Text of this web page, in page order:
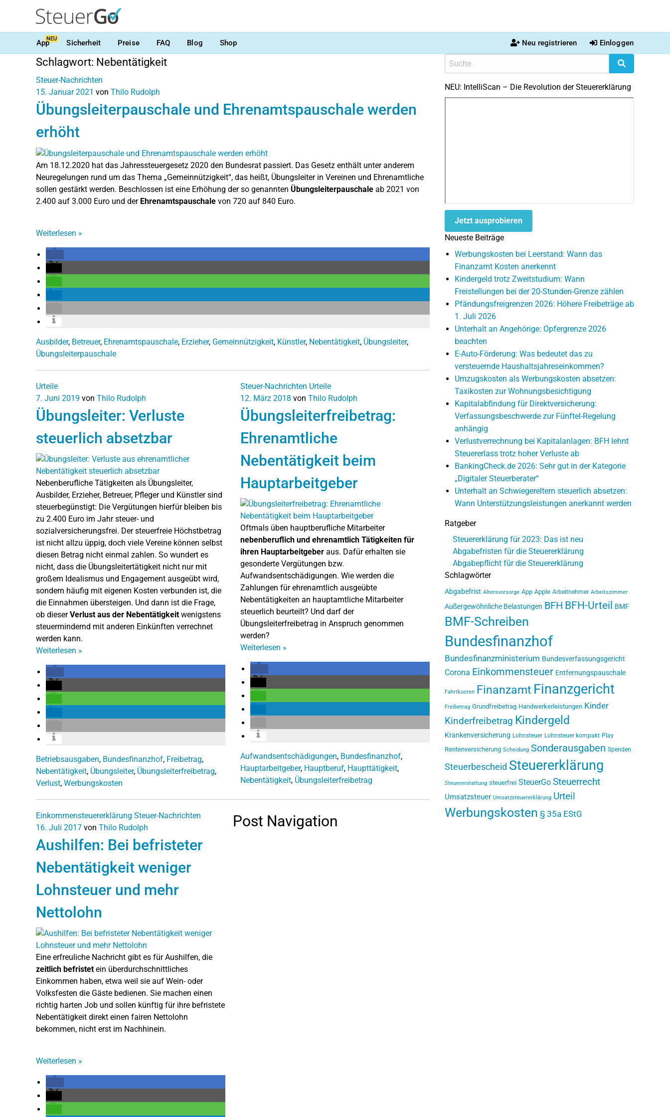
AppNEU Sicherheit Preise FAQ Blog Shop Neu registrieren Einloggen
Schlagwort: Nebentätigkeit
Steuer-Nachrichten
15. Januar 2021 von Thilo Rudolph
Übungsleiterpauschale und Ehrenamtspauschale werden
erhöht
Am 18.12.2020 hat das Jahressteuergesetz 2020 den Bundesrat passiert. Das Gesetz enthält unter anderem
Neuregelungen rund um das Thema „Gemeinnützigkeit“, das heißt, Übungsleiter in Vereinen und Ehrenamtliche
sollen gestärkt werden. Beschlossen ist eine Erhöhung der so genannten Übungsleiterpauschale ab 2021 von
2.400 auf 3.000 Euro und der Ehrenamtspauschale von 720 auf 840 Euro.
Weiterlesen »
Ausbilder, Betreuer, Ehrenamtspauschale, Erzieher, Gemeinnützigkeit, Künstler, Nebentätigkeit, Übungsleiter,
Übungsleiterpauschale
Urteile
7. Juni 2019 von Thilo Rudolph
Übungsleiter: Verluste
steuerlich absetzbar
Nebenberufliche Tätigkeiten als Übungsleiter,
Ausbilder, Erzieher, Betreuer, Pfleger und Künstler sind
steuerbegünstigt: Die Vergütungen hierfür bleiben bis
zu 2.400 Euro im Jahr steuer- und
sozialversicherungsfrei. Der steuerfreie Höchstbetrag
ist nicht allzu üppig, doch viele Vereine können selbst
diesen Betrag nicht einmal zahlen. So wundert es
nicht, dass die Übungsleitertätigkeit nicht nur mit
großem Idealismus und Engagement ausgeübt wird,
sondern häufig mit eigenen Kosten verbunden ist, die
die Einnahmen übersteigen. Und dann ist die Frage,
ob dieserVerlust aus der Nebentätigkeitwenigstens
steuermindernd mit anderen Einkünften verrechnet
werden kann.
Weiterlesen »
Betriebsausgaben, Bundesfinanzhof, Freibetrag,
Nebentätigkeit, Übungsleiter, Übungsleiterfreibetrag,
Verlust, Werbungskosten
Steuer-Nachrichten Urteile
12. März 2018 von Thilo Rudolph
Übungsleiterfreibetrag:
Ehrenamtliche
Nebentätigkeit beim
Hauptarbeitgeber
Oftmals üben hauptberufliche Mitarbeiter
nebenberuflich und ehrenamtlich Tätigkeiten für
ihren Hauptarbeitgeber aus. Dafür erhalten sie
gesonderte Vergütungen bzw.
Aufwandsentschädigungen. Wie werden die
Zahlungen für ehrenamtlich ausgeübte
Nebentätigkeiten an hauptamtliche Mitarbeiter
steuerlich beurteilt? Und darf der
Übungsleiterfreibetrag in Anspruch genommen
werden?
Weiterlesen »
Aufwandsentschädigungen, Bundesfinanzhof,
Hauptarbeitgeber, Hauptberuf, Haupttätigkeit,
Nebentätigkeit, Übungsleiterfreibetrag
Einkommensteuererklärung Steuer-Nachrichten
16. Juli 2017 von Thilo Rudolph
Aushilfen: Bei befristeter
Nebentätigkeit weniger
Lohnsteuer und mehr
Nettolohn
Eine erfreuliche Nachricht gibt es für Aushilfen, die
zeitlich befristetein überdurchschnittliches
Einkommen haben, etwa weil sie auf Wein- oder
Volksfesten die Gäste bedienen. Sie machen einen
richtig harten Job und sollen künftig für ihre befristete
Nebentätigkeit direkt einen fairen Nettolohn
bekommen, nicht erst im Nachhinein.
Weiterlesen »
Post Navigation
NEU: IntelliScan – Die Revolution der Steuererklärung
Jetzt ausprobieren
Neueste Beiträge
Werbungskosten bei Leerstand: Wann das
Finanzamt Kosten anerkennt
Kindergeld trotz Zweitstudium: Wann
Freistellungen bei der 20-Stunden-Grenze zählen
Pfändungsfreigrenzen 2026: Höhere Freibeträge ab
1. Juli 2026
Unterhalt an Angehörige: Opfergrenze 2026
beachten
E-Auto-Förderung: Was bedeutet das zu
versteuernde Haushaltsjahreseinkommen?
Umzugskosten als Werbungskosten absetzen:
Taxikosten zur Wohnungsbesichtigung
Kapitalabfindung für Direktversicherung:
Verfassungsbeschwerde zur Fünftel-Regelung
anhängig
Verlustverrechnung bei Kapitalanlagen: BFH lehnt
Steuererlass trotz hoher Verluste ab
BankingCheck.de 2026: Sehr gut in der Kategorie
„Digitaler Steuerberater“
Unterhalt an Schwiegereltern steuerlich absetzen:
Wann Unterstützungsleistungen anerkannt werden
Ratgeber
Steuererklärung für 2023: Das ist neu
Abgabefristen für die Steuererklärung
Abgabepflicht für die Steuererklärung
Schlagwörter
Abgabefrist Altersvorsorge App Apple Arbeitnehmer Arbeitszimmer
Außergewöhnliche Belastungen BFH BFH-Urteil BMF
BMF-Schreiben
Bundesfinanzhof
Bundesfinanzministerium Bundesverfassungsgericht
Corona Einkommensteuer Entfernungspauschale
Fahrtkosten Finanzamt Finanzgericht
Freibetrag Grundfreibetrag Handwerkerleistungen Kinder
Kinderfreibetrag Kindergeld
Krankenversicherung Lohnsteuer Lohnsteuer kompakt Play
Rentenversicherung Scheidung Sonderausgaben Spenden
Steuerbescheid Steuererklärung
Steuererstattung steuerfrei SteuerGo Steuerrecht
Umsatzsteuer Umsatzsteuererklärung Urteil
Werbungskosten § 35a EStG